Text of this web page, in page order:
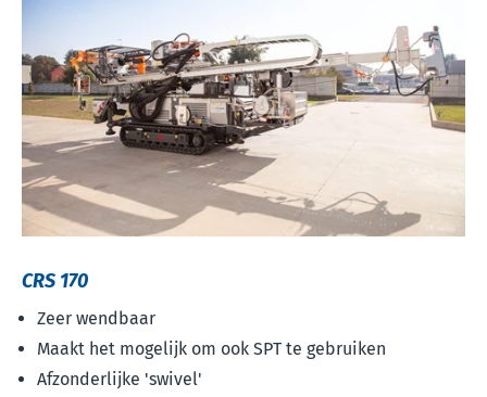
CRS 170
Zeer wendbaar
Maakt het mogelijk om ook SPT te gebruiken
Afzonderlijke 'swivel'